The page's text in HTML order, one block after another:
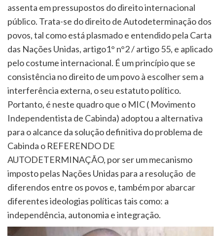
assenta em pressupostos do direito internacional
público. Trata-se do direito de Autodeterminação dos
povos, tal como está plasmado e entendido pela Carta
das Nações Unidas, artigo1° n°2 / artigo 55, e aplicado
pelo costume internacional. É um princípio que se
consistência no direito de um povo à escolher sem a
interferência externa, o seu estatuto político.
Portanto, é neste quadro que o MIC ( Movimento
Independentista de Cabinda) adoptou a alternativa
para o alcance da solução definitiva do problema de
Cabinda o REFERENDO DE
AUTODETERMINAÇÃO, por ser um mecanismo
imposto pelas Nações Unidas para a resolução de
diferendos entre os povos e, também por abarcar
diferentes ideologias políticas tais como: a
independência, autonomia e integração.